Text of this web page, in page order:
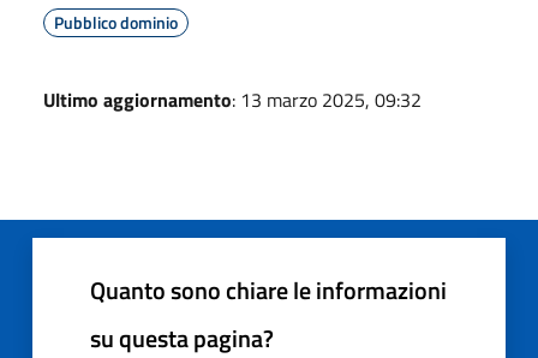
Pubblico dominio
Ultimo aggiornamento: 13 marzo 2025, 09:32
Quanto sono chiare le informazioni
su questa pagina?